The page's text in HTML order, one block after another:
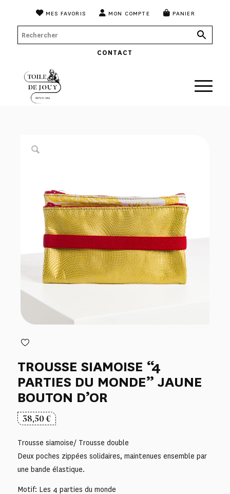
MES FAVORIS MON COMPTE PANIER
CONTACT
TROUSSE SIAMOISE “4
PARTIES DU MONDE” JAUNE
BOUTON D’OR
38,50€
Trousse siamoise/ Trousse double
Deux poches zippées solidaires, maintenues ensemble par
une bande élastique.
Motif: Les 4 parties du monde